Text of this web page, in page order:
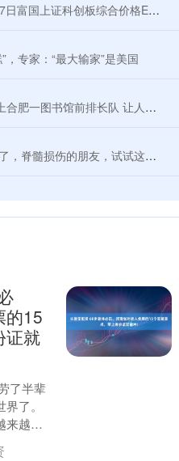
合价格ETF基金涨0.21%，份额减少4400万份
专家：“最大输家”是美国
馆前排长队 让人直呼“知识的力量”
精亏虚、疏通气血瘀滞，改善乏力与虚热_茯苓_生地黄_消耗
的15
证就
了半辈
了。
来越友
，不